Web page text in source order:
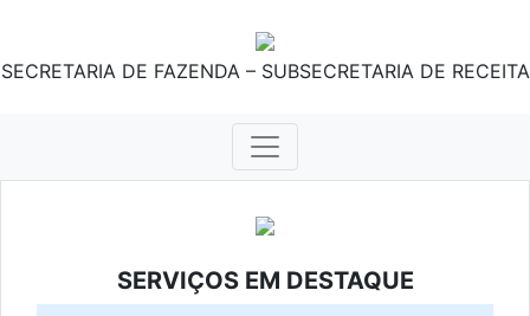
SECRETARIA DE FAZENDA – SUBSECRETARIA DE RECEITA
SERVIÇOS EM DESTAQUE